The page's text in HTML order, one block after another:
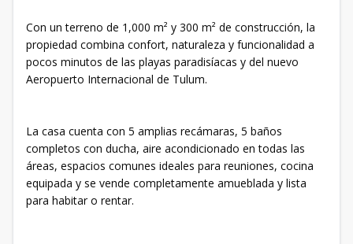
Con un terreno de 1,000 m² y 300 m² de construcción, la
propiedad combina confort, naturaleza y funcionalidad a
pocos minutos de las playas paradisíacas y del nuevo
Aeropuerto Internacional de Tulum.
La casa cuenta con 5 amplias recámaras, 5 baños
completos con ducha, aire acondicionado en todas las
áreas, espacios comunes ideales para reuniones, cocina
equipada y se vende completamente amueblada y lista
para habitar o rentar.